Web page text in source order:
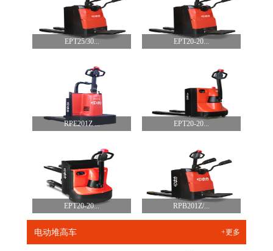
EPT25/30... EPT20-20...
RPE201Z ... EPT20-20...
EPT20-20... RPB201Z/...
电动堆高车 +更多